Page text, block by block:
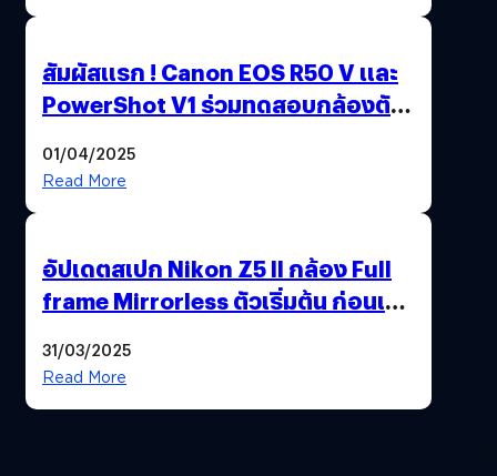
สัมผัสแรก ! Canon EOS R50 V และ
PowerShot V1 ร่วมทดสอบกล้องตัว
01/04/2025
Read More
อัปเดตสเปก Nikon Z5 II กล้อง Full
frame Mirrorless ตัวเริ่มต้น ก่อนเปิด
31/03/2025
Read More